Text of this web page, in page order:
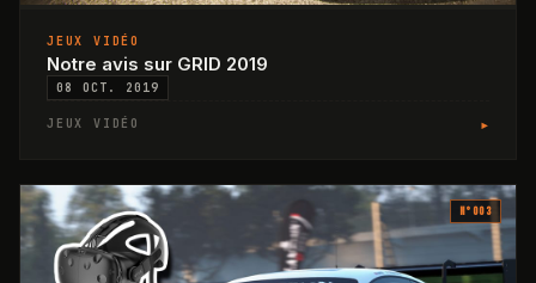
JEUX VIDÉO
Notre avis sur GRID 2019
08 OCT. 2019
JEUX VIDÉO ▸
N°003